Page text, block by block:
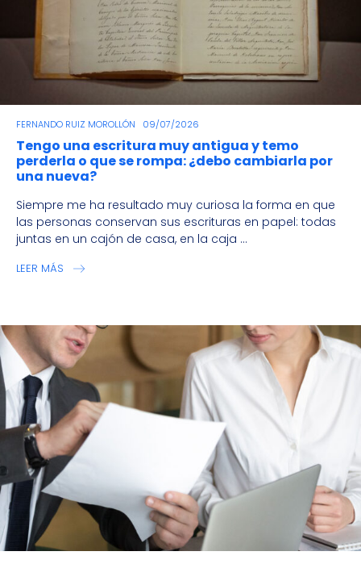
FERNANDO RUIZ MOROLLÓN 09/07/2026
Tengo una escritura muy antigua y temo
perderla o que se rompa: ¿debo cambiarla por
una nueva?
Siempre me ha resultado muy curiosa la forma en que
las personas conservan sus escrituras en papel: todas
juntas en un cajón de casa, en la caja ...
LEER MÁS